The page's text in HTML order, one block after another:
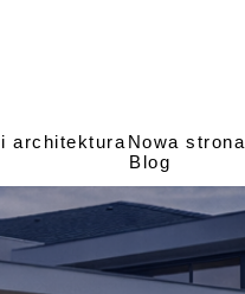
architektura Nowa strona
Blog